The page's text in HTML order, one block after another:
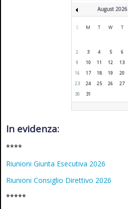
August 2026
S M T W T
2
3 4 5 6
9
10 11 12 13
16
17 18 19 20
23
24 25 26 27
30
31
In evidenza:
****
Riunioni Giunta Esecutiva 2026
Riunioni Consiglio Direttivo 2026
*****